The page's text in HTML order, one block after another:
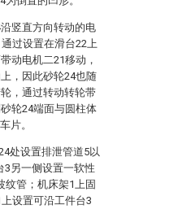
竖直方向转动的电
过设置在滑台22上
动电机二21移动，
，因此砂轮24也随
，通过转动转轮带
轮24端面与圆柱体
片。
处设置排泄管道5以
3另一侧设置一软性
纹管；机床架1上固
设置可沿工件台3